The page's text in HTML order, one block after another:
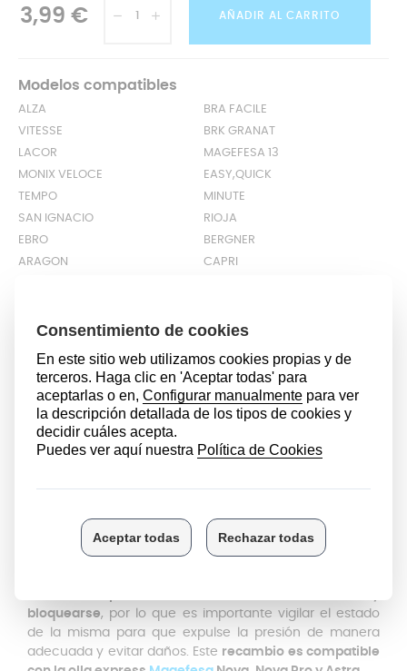
3,99 € AÑADIR AL CARRITO
Modelos compatibles
ALZA
BRA FACILE
VITESSE
BRK GRANAT
LACOR
MAGEFESA 13
MONIX VELOCE
EASY,QUICK
TEMPO
MINUTE
SAN IGNACIO
RIOJA
EBRO
BERGNER
ARAGON
CAPRI
INFINITY CHEF TURBO PLUS
MARMICOC
DESCRIPCIÓN
muchos recambios y encontrarás el necesario para
seguir utilizando tu olla a presión y la mantendrás en
bloquearse, por lo que es importante vigilar el estado
de la misma para que expulse la presión de manera
adecuada y evitar daños. Este recambio es compatible